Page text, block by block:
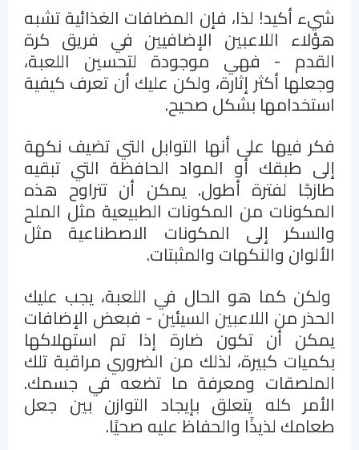
شيء أكيد! لذا، فإن المضافات الغذائية تشبه
هؤلاء اللاعبين الإضافيين في فريق كرة
القدم - فهي موجودة لتحسين اللعبة،
وجعلها أكثر إثارة، ولكن عليك أن تعرف كيفية
استخدامها بشكل صحيح.
فكر فيها على أنها التوابل التي تضيف نكهة
إلى طبقك أو المواد الحافظة التي تبقيه
طازجًا لفترة أطول. يمكن أن تتراوح هذه
المكونات من المكونات الطبيعية مثل الملح
والسكر إلى المكونات الاصطناعية مثل
الألوان والنكهات والمثبتات.
ولكن كما هو الحال في اللعبة، يجب عليك
الحذر من اللاعبين السيئين - فبعض الإضافات
يمكن أن تكون ضارة إذا تم استهلاكها
بكميات كبيرة، لذلك من الضروري مراقبة تلك
الملصقات ومعرفة ما تضعه في جسمك.
الأمر كله يتعلق بإيجاد التوازن بين جعل
طعامك لذيذًا والحفاظ عليه صحيًا.